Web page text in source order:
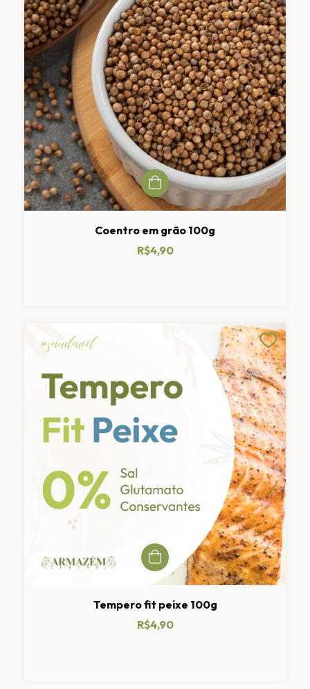
Coentro em grão 100g
R$4,90
Tempero fit peixe 100g
R$4,90